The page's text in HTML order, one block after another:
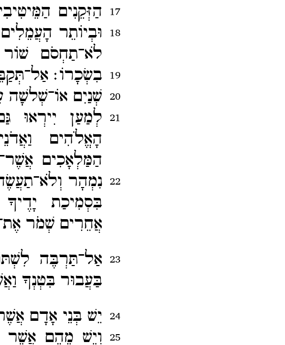
17 הַזְּקֵנִים
וּבְיוֹתֵר 18
לֹא־​תַחְסֹם
בִשְׂכָרוֹ׃ 19
שְׁנַיִם אוֹ־​שְׁלשָׁה 20
לְמַעַן יִירְאוּ 21
הָאֱלֹהִים
הַמַּלְאָכִים
נִמְהָר 22
בִּסְמִיכַת
אֲחֵרִים שְׁמֹר
23 אַל־​תַּרְבֶּה
בַּעֲבוּר בִּטְנְךָ
24 יֵשׁ בְּנֵי אָדָם
וְיֵשׁ מֵהֶם אֲשֶׁר 25